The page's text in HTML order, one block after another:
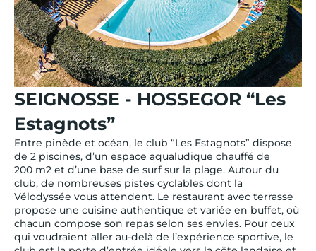
SEIGNOSSE - HOSSEGOR “Les
Estagnots”
Entre pinède et océan, le club “Les Estagnots” dispose
de 2 piscines, d’un espace aqualudique chauffé de
200 m2 et d’une base de surf sur la plage. Autour du
club, de nombreuses pistes cyclables dont la
Vélodyssée vous attendent. Le restaurant avec terrasse
propose une cuisine authentique et variée en buffet, où
chacun compose son repas selon ses envies. Pour ceux
qui voudraient aller au-delà de l’expérience sportive, le